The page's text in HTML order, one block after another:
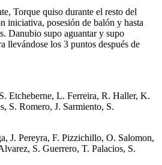
Torque quiso durante el resto del
iniciativa, posesión de balón y hasta
Danubio supo aguantar y supo
llevándose los 3 puntos después de
Etcheberne, L. Ferreira, R. Haller, K.
S. Romero, J. Sarmiento, S.
J. Pereyra, F. Pizzichillo, O. Salomon,
S. Guerrero, T. Palacios, S.